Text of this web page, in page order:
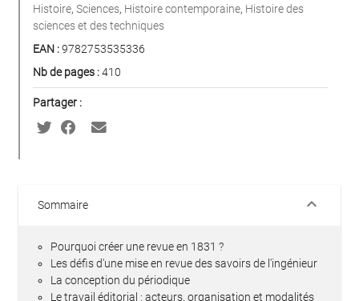
Histoire, Sciences, Histoire contemporaine, Histoire des
sciences et des techniques
EAN :9782753535336
Nb de pages :410
Partager :
Sommaire keyboard_arrow_down
Pourquoi créer une revue en 1831 ?
Les défis d'une mise en revue des savoirs de l'ingénieur
La conception du périodique
Le travail éditorial : acteurs, organisation et modalités